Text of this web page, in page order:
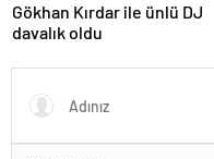
Gökhan Kırdar ile ünlü DJ
davalık oldu